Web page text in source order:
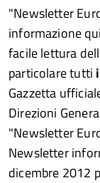
"Newsletter
informazione
facile lettura
particolare tutti
Gazzetta
Direzioni
"Newsletter
Newsletter
dicembre 2012